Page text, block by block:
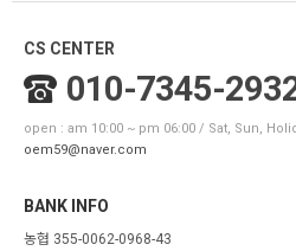
CS CENTER
010-7345-
open : am 10:00 ~ pm 06:00 / Sat, Sun,
oem59@naver.com
BANK INFO
농협 355-0062-0968-43